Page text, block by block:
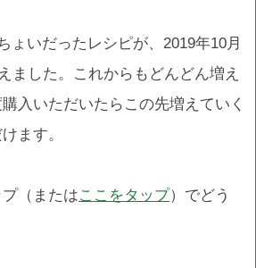
ょいだったレシピが、2019年10月
ました。これからもどんどん増え
入いただいたらこの先増えていく
ます。
（またはここをタップ）でどう